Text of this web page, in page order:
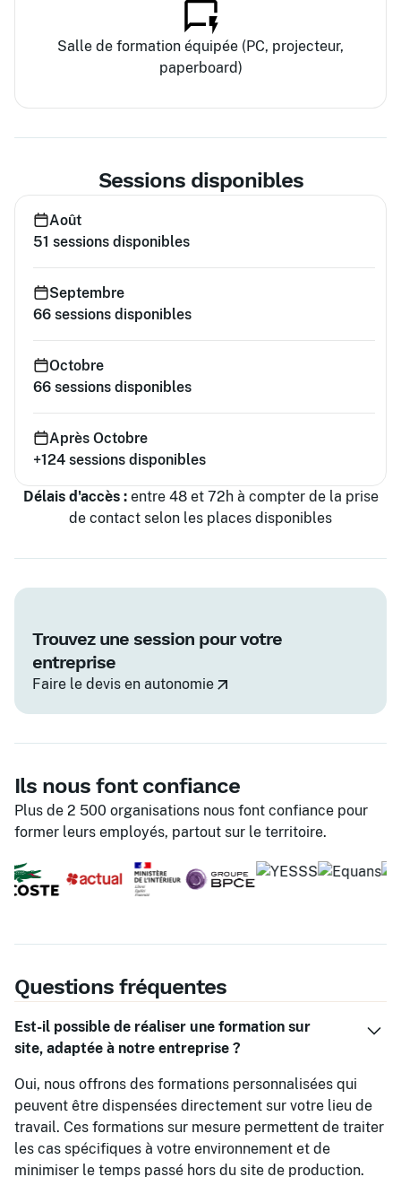
Salle de formation équipée (PC, projecteur,
paperboard)
Sessions disponibles
Août
51 sessions disponibles
Septembre
66 sessions disponibles
Octobre
66 sessions disponibles
Après Octobre
+124 sessions disponibles
Délais d'accès :entre 48 et 72h à compter de la prise
de contact selon les places disponibles
Trouvez une session pour votre
entreprise
Faire le devis en autonomie
Ils nous font confiance
Plus de 2 500 organisations nous font confiance pour
former leurs employés, partout sur le territoire.
Questions fréquentes
Est-il possible de réaliser une formation sur
site, adaptée à notre entreprise ?
Oui, nous offrons des formations personnalisées qui
peuvent être dispensées directement sur votre lieu de
travail. Ces formations sur mesure permettent de traiter
les cas spécifiques à votre environnement et de
minimiser le temps passé hors du site de production.